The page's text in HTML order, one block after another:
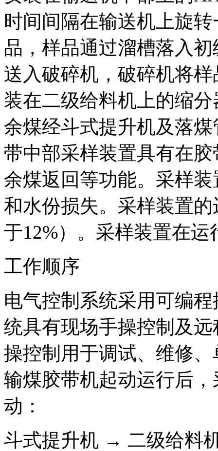
时间间隔在输送机上旋
品，样品通过溜槽落入
送入破碎机，破碎机将
装在二级给料机上的缩
余煤经斗式提升机及落
带中部采样装置具有在
余煤返回等功能。采样
和水份损失。采样装置
于12%）。采样装置在
工作顺序
电气控制系统采用可编
统具有现场手操控制及
操控制用于调试、维修
输煤胶带机起动运行后
动：
斗式提升机 → 二级给